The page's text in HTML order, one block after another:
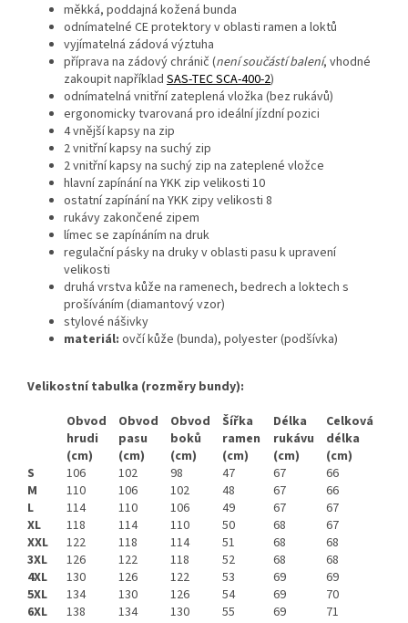
měkká, poddajná kožená bunda
odnímatelné CE protektory v oblasti ramen a loktů
vyjímatelná zádová výztuha
příprava na zádový chránič (není součástí balení, vhodné
zakoupit například SAS-TEC SCA-400-2)
odnímatelná vnitřní zateplená vložka (bez rukávů)
ergonomicky tvarovaná pro ideální jízdní pozici
4 vnější kapsy na zip
2 vnitřní kapsy na suchý zip
2 vnitřní kapsy na suchý zip na zateplené vložce
hlavní zapínání na YKK zip velikosti 10
ostatní zapínání na YKK zipy velikosti 8
rukávy zakončené zipem
límec se zapínáním na druk
regulační pásky na druky v oblasti pasu k upravení
velikosti
druhá vrstva kůže na ramenech, bedrech a loktech s
prošíváním (diamantový vzor)
stylové nášivky
materiál: ovčí kůže (bunda), polyester (podšívka)
Velikostní tabulka (rozměry bundy):
Obvod
hrudi
(cm)
Obvod
pasu
(cm)
Obvod
boků
(cm)
Šířka
ramen
(cm)
Délka
rukávu
(cm)
Celková
délka
(cm)
S
106 102 98 47 67
66
M
110 106 102 48 67
66
L
114 110 106 49 67
67
XL
118 114 110 50 68
67
XXL
122 118 114 51 68
68
3XL
126 122 118 52 68
68
4XL
130 126 122 53 69
69
5XL
134 130 126 54 69
70
6XL
138 134 130 55 69 71